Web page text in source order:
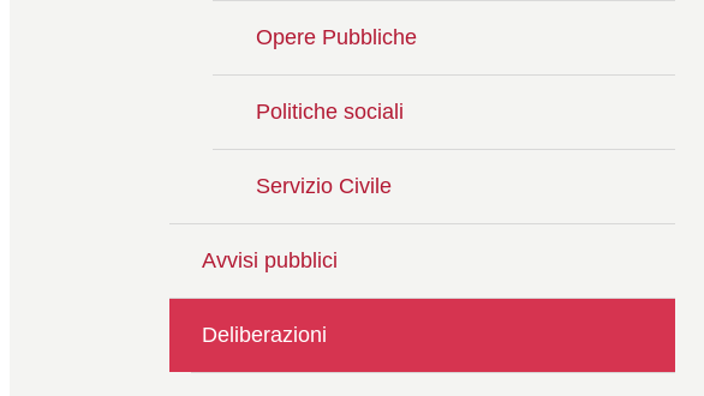
Opere Pubbliche
Politiche sociali
Servizio Civile
Avvisi pubblici
Deliberazioni